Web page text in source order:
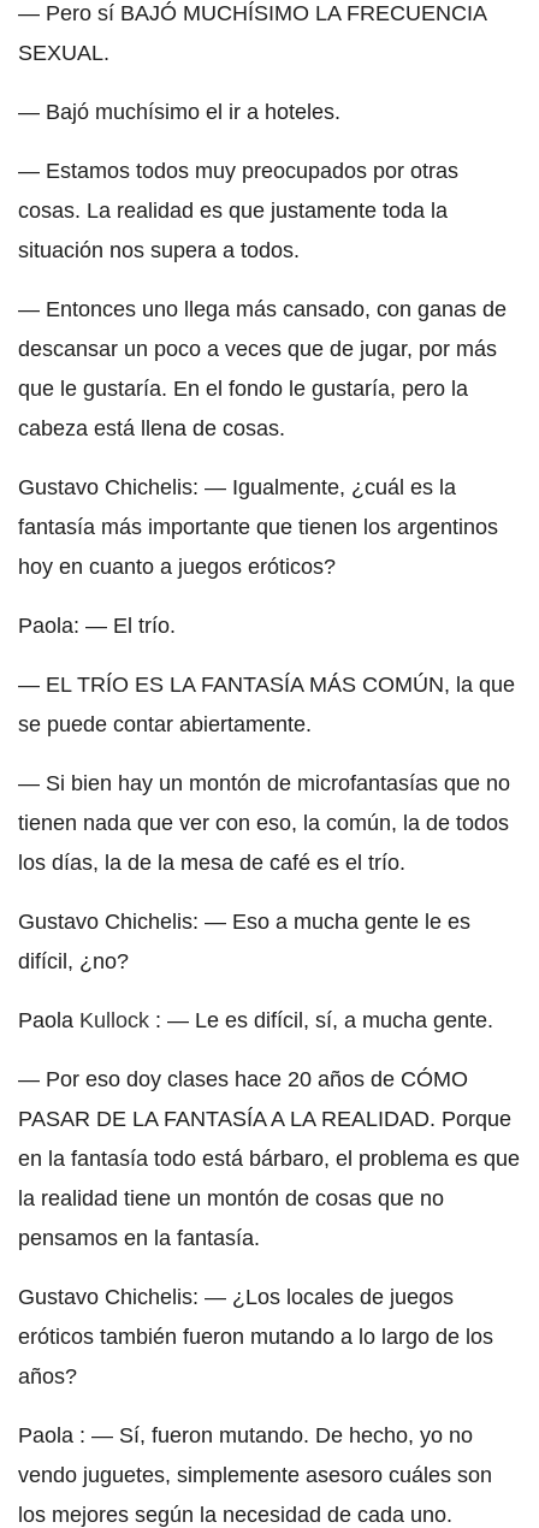
— Pero sí BAJÓ MUCHÍSIMO LA FRECUENCIA
SEXUAL.
— Bajó muchísimo el ir a hoteles.
— Estamos todos muy preocupados por otras
cosas. La realidad es que justamente toda la
situación nos supera a todos.
— Entonces uno llega más cansado, con ganas de
descansar un poco a veces que de jugar, por más
que le gustaría. En el fondo le gustaría, pero la
cabeza está llena de cosas.
Gustavo Chichelis: — Igualmente, ¿cuál es la
fantasía más importante que tienen los argentinos
hoy en cuanto a juegos eróticos?
Paola: — El trío.
— EL TRÍO ES LA FANTASÍA MÁS COMÚN, la que
se puede contar abiertamente.
— Si bien hay un montón de microfantasías que no
tienen nada que ver con eso, la común, la de todos
los días, la de la mesa de café es el trío.
Gustavo Chichelis: — Eso a mucha gente le es
difícil, ¿no?
Paola Kullock : — Le es difícil, sí, a mucha gente.
— Por eso doy clases hace 20 años de CÓMO
PASAR DE LA FANTASÍA A LA REALIDAD. Porque
en la fantasía todo está bárbaro, el problema es que
la realidad tiene un montón de cosas que no
pensamos en la fantasía.
Gustavo Chichelis: — ¿Los locales de juegos
eróticos también fueron mutando a lo largo de los
años?
Paola : — Sí, fueron mutando. De hecho, yo no
vendo juguetes, simplemente asesoro cuáles son
los mejores según la necesidad de cada uno.